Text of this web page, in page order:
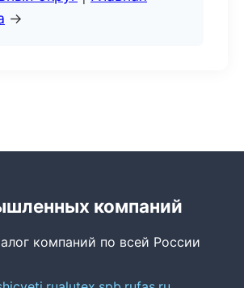
→
компаний
компаний по всей России